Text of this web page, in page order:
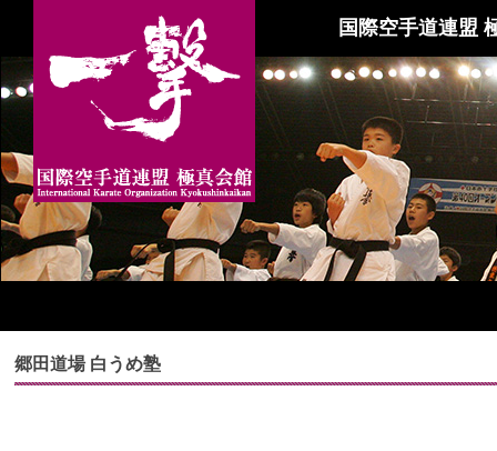
国際空手道連盟
郷田道場 白うめ塾